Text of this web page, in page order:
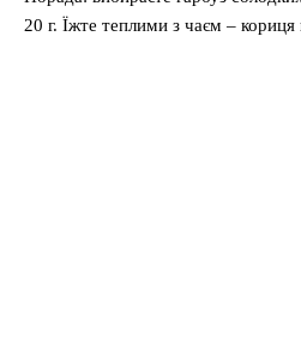
20 г. Їжте теплими з чаєм – кориця